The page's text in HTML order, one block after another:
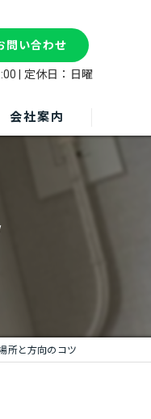
問い合わせ
| 定休日：日曜
会社案内
所と方向のコツ